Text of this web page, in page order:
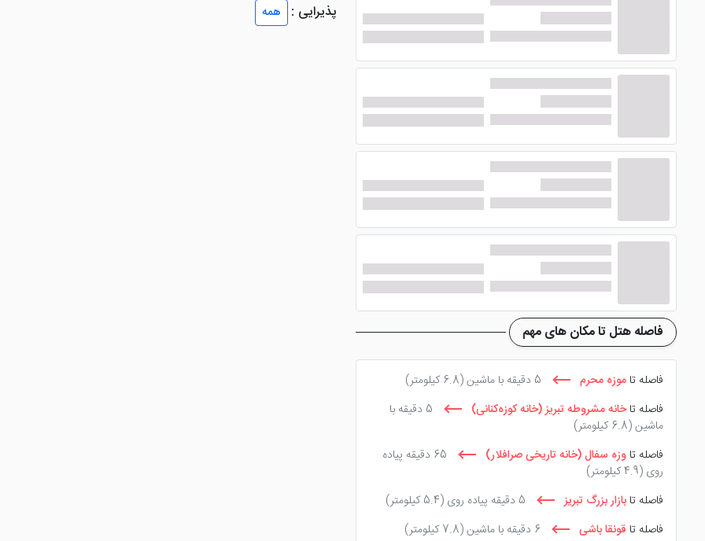
هتل پتروشیمی تبریز به عنوان یک هتل چهار ستاره و یکی از بهترین هتل های این شهر، دارای امکانات مجهزی است که در واقع وجود
گشت درون شهری و ... اشاره کرد.
همچنین این هتل امکانات تفریحی را در خود ایجاد کرده که به عنوان امکانات ویژه معرفی می شوند. استخر، سونا، جکوزی، سالن ورزشی،
بزرگ، سالن سمینار، سالن جشن ها و ... از جمله این امکانات هستند. خبر خوب برای گردشگرانی که به وسیله خودرو شخصی به شهر تبریز سفر
خیال آن ها را از هر بابت در هنگام اقامت راحت می کند.
مجموعه آبی هتل پتروشیمی تبریز
مجموعه آبی هتل پتروشیمی تبریز مجهز به استخر، سونا، جکوزی، حمام بخار و سالن ماساژ است که از دیزاینی جذاب برخوردار می باشند.
ماساژ و تفریح نوشیدنی های خنک یا نوشیدنی های گرم را نوش جان کنید.
رستوران هتل پتروشیمی تبریز
هتل 4 ستاره پتروشیمی تبریز مکانی را برای صرف وعده های غذایی میهمانان در نظر گرفته که بسیار زیبا و جذاب است. رستوران این
هم برخوردار می باشد. انواع غذاهای ایرانی و فرنگی توسط آشپزهایی مجرب در رستوران هتل طبخ می شود و به صورت منوی انتخابی ارائه می
البته هتل پتروشیمی تبریز تنها یک رستوران ندارد، بلکه در این هتل یک رستوران به عنوان رستوران اصلی و دیگری به نام رستوران سنتی
گرفته است.
پذیرایی :
همه
فاصله هتل تا مکان های مهم
فاصله تا موزه محرم 5 دقیقه با ماشین
(6.8 کیلومتر)
فاصله تاخانه مشروطه تبریز (خانه کوزه‌کنانی)
5 دقیقه با
ماشین(6.8 کیلومتر)
فاصله تا وزه سفال (خانه تاریخی صرافلار)
65 دقیقه پیاده
روی (4.9 کیلومتر)
فاصله تا بازار بزرگ تبریز 5 دقیقه پیاده روی
(5.4 کیلومتر)
فاصله تا قونقا باشی 6 دقیقه با ماشین
(7.8 کیلومتر)